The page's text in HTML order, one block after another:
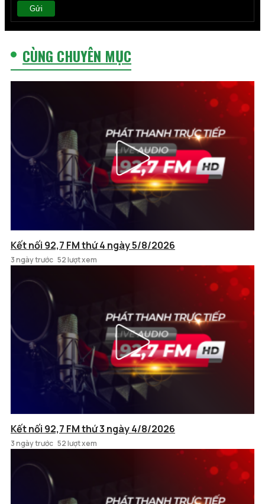
Gửi
CÙNG CHUYÊN MỤC
Kết nối 92,7 FM thứ 4 ngày 5/8/2026
3 ngày trước 52 lượt xem
Kết nối 92,7 FM thứ 3 ngày 4/8/2026
3 ngày trước 52 lượt xem